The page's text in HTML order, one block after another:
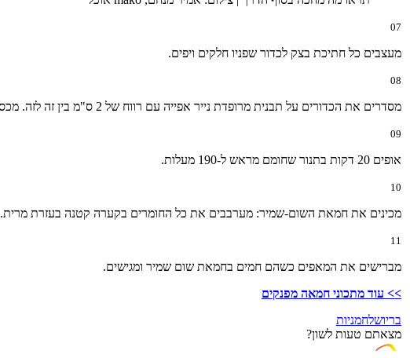
07
מעצבים כל חתיכת בצק לכדור שפניו חלקים ויפים.
08
מסדרים את הכדורים על תבנית מרופדת נייר אפייה עם רווח של 2 ס"מ בין זה לזה. מכסים במגבת ומתפיחים שעה עד שעתיים.
09
אופים 20 דקות בתנור שחומם מראש ל-190 מעלות.
10
מכינים את חמאת השום-שמיר: מערבבים את כל החומרים בקערה קטנה בעזרת מרית.
11
מברישים את המאפים כשהם חמים בחמאת שום שמיר ומגישים.
>> עוד מתכוני חמאה מפנקים
בריושלחמניות
מצאתם טעות לשון?